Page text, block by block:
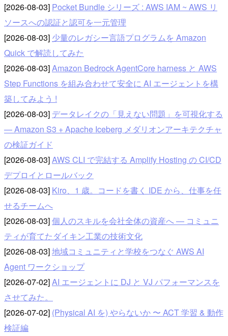
[2026-08-03] Pocket Bundle シリーズ : AWS IAM ~ AWS リ
ソースへの認証と認可を一元管理
[2026-08-03] 少量のレガシー言語プログラムを Amazon
Quick で解読してみた
[2026-08-03]Amazon Bedrock AgentCore harness と AWS
Step Functions を組み合わせて安全に AI エージェントを構
築してみよう !
[2026-08-03] データレイクの「見えない問題」を可視化する
— Amazon S3 + Apache Iceberg メダリオンアーキテクチャ
の検証ガイド
[2026-08-03]AWS CLI で完結する Amplify Hosting の CI/CD
デプロイとロールバック
[2026-08-03] Kiro、1 歳。コードを書く IDE から、仕事を任
せるチームへ
[2026-08-03]個人のスキルを会社全体の資産へ — コミュニ
ティが育てたダイキン工業の技術文化
[2026-08-03]地域コミュニティと学校をつなぐ AWS AI
Agent ワークショップ
[2026-07-02]AI エージェントに DJ と VJ パフォーマンスを
させてみた。
[2026-07-02] (Physical AI を) やらないか 〜 ACT 学習 & 動作
検証編